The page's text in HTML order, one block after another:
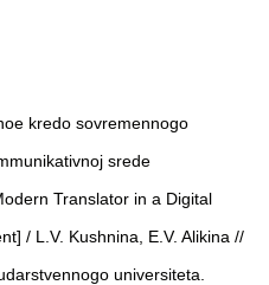
kredo sovremennogo
srede
Translator in a Digital
/ L.V. Kushnina, E.V. Alikina //
universiteta.